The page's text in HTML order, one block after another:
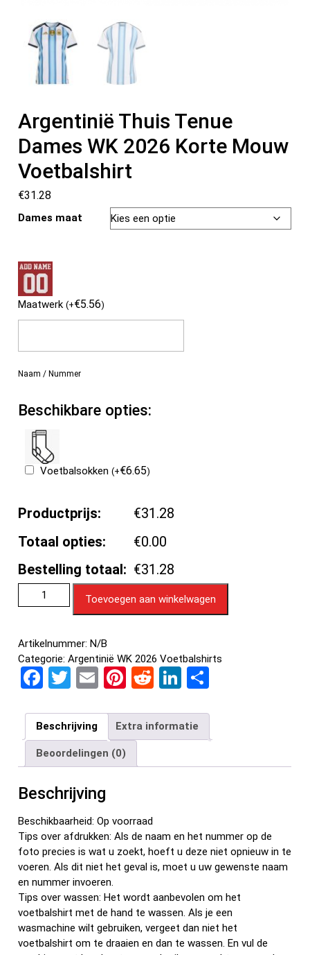
Argentinië Thuis Tenue
Dames WK 2026 Korte Mouw
Voetbalshirt
€31.28
Dames maat
Maatwerk(+€5.56)
Naam / Nummer
Beschikbare opties:
Voetbalsokken(+€6.65)
Productprijs:
€31.28
Totaal opties:
€0.00
Bestelling totaal: €31.28
Toevoegen aan winkelwagen
Artikelnummer:N/B
Categorie:Argentinië WK 2026 Voetbalshirts
F
ce
b
o
o
k
T
tt
er
E
ail
Pi
er
es
t
R
d
di
t
Li
ke
dI
n
e
n
Beschrijving Extra informatie
Beoordelingen (0)
Beschrijving
Beschikbaarheid: Op voorraad
Tips over afdrukken: Als de naam en het nummer op de
foto precies is wat u zoekt, hoeft u deze niet opnieuw in te
voeren. Als dit niet het geval is, moet u uw gewenste naam
en nummer invoeren.
Tips over wassen: Het wordt aanbevolen om het
voetbalshirt met de hand te wassen. Als je een
wasmachine wilt gebruiken, vergeet dan niet het
voetbalshirt om te draaien en dan te wassen. En vul de